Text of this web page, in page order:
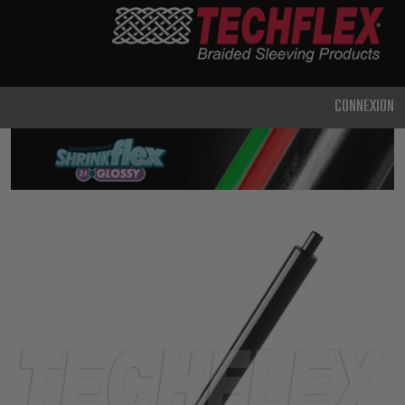
INTENSIF
MÉTAL ET
BLINDAGE
CONNEXION